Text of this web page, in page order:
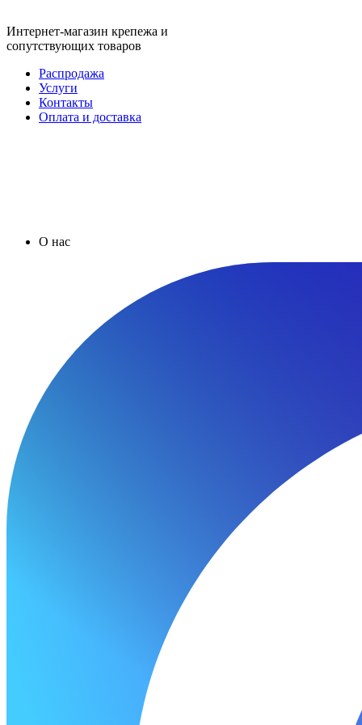
Интернет-магазин крепежа и
сопутствующих товаров
Распродажа
Услуги
Контакты
Оплата и доставка
О нас